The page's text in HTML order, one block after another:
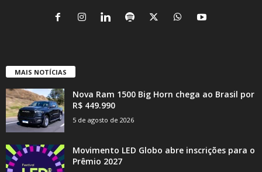
MAIS NOTÍCIAS
Nova Ram 1500 Big Horn chega ao Brasil por
R$ 449.990
5 de agosto de 2026
Movimento LED Globo abre inscrições para o
Prêmio 2027